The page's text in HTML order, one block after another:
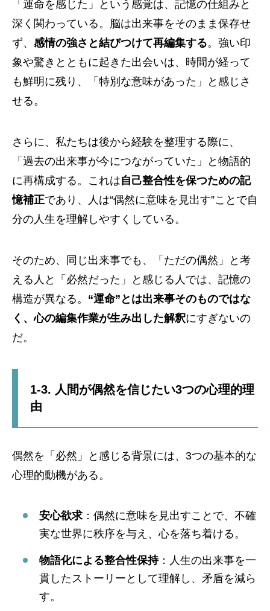
「運命を感じた」という感覚は、記憶の仕組みと
深く関わっている。脳は出来事をそのまま保存せ
ず、 感情の強さと結びつけて再編集する。強い印
象や驚きとともに起きた出会いは、時間が経って
も鮮明に残り、「特別な意味があった」と感じさ
せる。
さらに、私たちは後から経験を整理する際に、
「過去の出来事が今につながっていた」と物語的
に再構成する。これは自己整合性を保つための記
憶補正であり、人は“偶然に意味を見出す”ことで自
分の人生を理解しやすくしている。
そのため、同じ出来事でも、「ただの偶然」と考
える人と「必然だった」と感じる人では、記憶の
構造が異なる。 “運命”とは出来事そのものではな
く、心の編集作業が生み出した解釈にすぎないの
だ。
1-3. 人間が偶然を信じたい3つの心理的理
由
偶然を「必然」と感じる背景には、3つの基本的な
心理的動機がある。
安心欲求 ：偶然に意味を見出すことで、不確
実な世界に秩序を与え、心を落ち着ける。
物語化による整合性保持：人生の出来事を一
貫したストーリーとして理解し、矛盾を減ら
す。